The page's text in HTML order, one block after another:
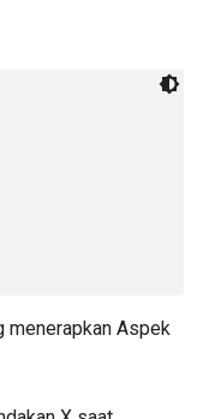
menerapkan Aspek